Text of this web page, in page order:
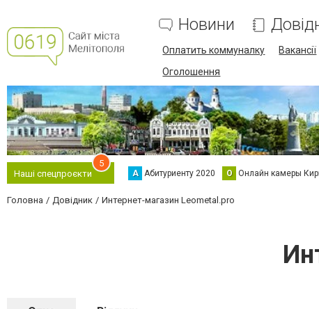
Новини
Оплатить коммуналку Вакансії
Оголошення
Наші спецпроєкти
5
А Абитуриенту 2020 О Онлайн камеры
Головна Довідник Интернет-магазин Leometal.pro